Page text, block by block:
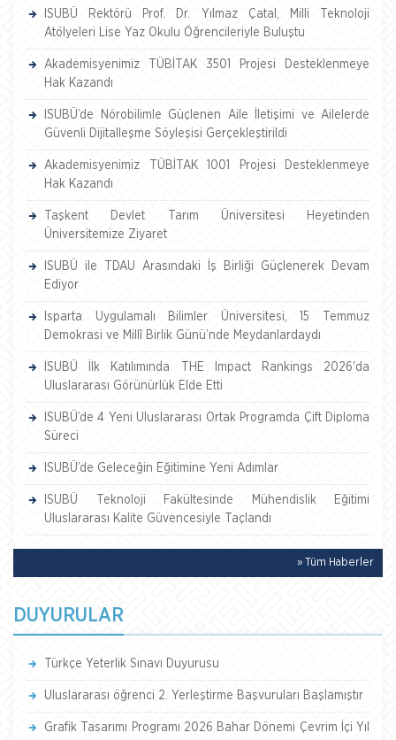
ISUBÜ Rektörü Prof. Dr. Yılmaz Çatal, Milli Teknoloji
Atölyeleri Lise Yaz Okulu Öğrencileriyle Buluştu
Akademisyenimiz TÜBİTAK 3501 Projesi Desteklenmeye
Hak Kazandı
ISUBÜ’de Nörobilimle Güçlenen Aile İletişimi ve Ailelerde
Güvenli Dijitalleşme Söyleşisi Gerçekleştirildi
Akademisyenimiz TÜBİTAK 1001 Projesi Desteklenmeye
Hak Kazandı
Taşkent Devlet Tarım Üniversitesi Heyetinden
Üniversitemize Ziyaret
ISUBÜ ile TDAU Arasındaki İş Birliği Güçlenerek Devam
Ediyor
Isparta Uygulamalı Bilimler Üniversitesi, 15 Temmuz
Demokrasi ve Millî Birlik Günü’nde Meydanlardaydı
ISUBÜ İlk Katılımında THE Impact Rankings 2026'da
Uluslararası Görünürlük Elde Etti
ISUBÜ’de 4 Yeni Uluslararası Ortak Programda Çift Diploma
Süreci
ISUBÜ’de Geleceğin Eğitimine Yeni Adımlar
ISUBÜ Teknoloji Fakültesinde Mühendislik Eğitimi
Uluslararası Kalite Güvencesiyle Taçlandı
» Tüm Haberler
DUYURULAR
Türkçe Yeterlik Sınavı Duyurusu
Uluslararası öğrenci 2. Yerleştirme Başvuruları Başlamıştır
Grafik Tasarımı Programı 2026 Bahar Dönemi Çevrim İçi Yıl